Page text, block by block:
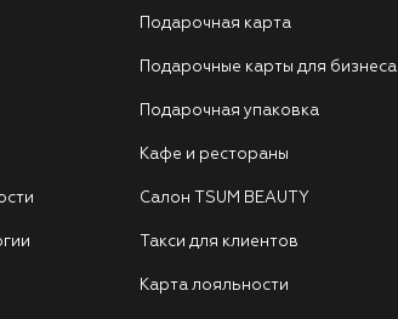
Подарочная карта
Подарочные карты для бизнеса
Подарочная упаковка
Кафе и рестораны
Салон TSUM BEAUTY
Такси для клиентов
Карта лояльности